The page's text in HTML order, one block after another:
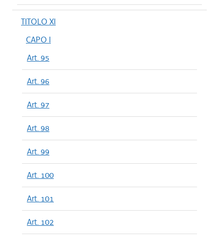
TITOLO XI
CAPO I
Art. 95
Art. 96
Art. 97
Art. 98
Art. 99
Art. 100
Art. 101
Art. 102